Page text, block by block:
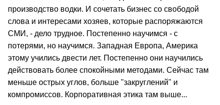
производство водки. И сочетать бизнес со свободой
слова и интересами хозяев, которые распоряжаются
СМИ, - дело трудное. Постепенно научимся - с
потерями, но научимся. Западная Европа, Америка
этому учились двести лет. Постепенно они научились
действовать более спокойными методами. Сейчас там
меньше острых углов, больше "закруглений" и
компромиссов. Корпоративная этика там выше...